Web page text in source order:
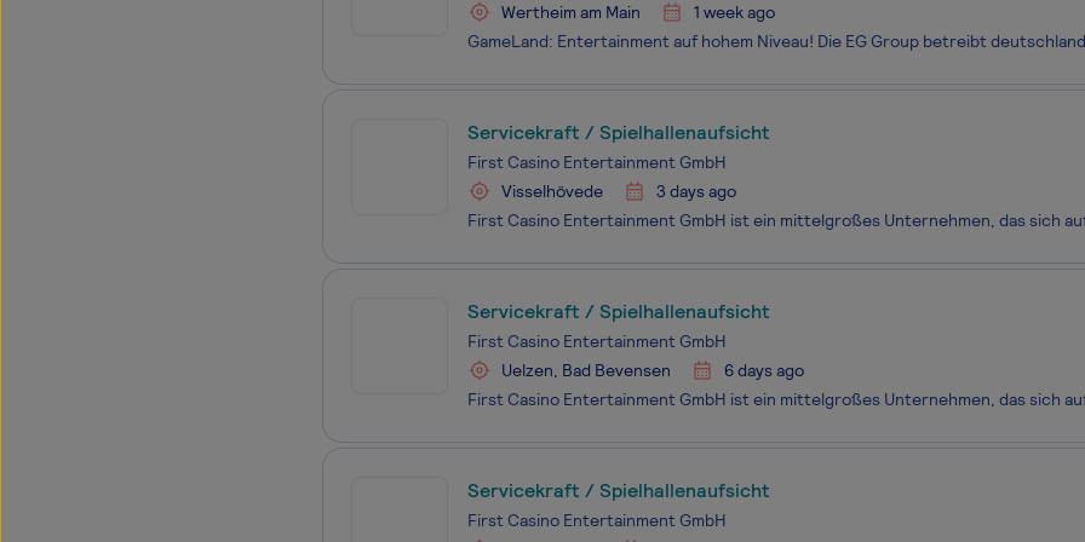
Wertheim am Main
1 week ago
Servicekraft / Spielhallenaufsicht
First Casino Entertainment GmbH
Visselhövede
3 days ago
Servicekraft / Spielhallenaufsicht
First Casino Entertainment GmbH
Uelzen, Bad Bevensen
6 days ago
Servicekraft / Spielhallenaufsicht
First Casino Entertainment GmbH